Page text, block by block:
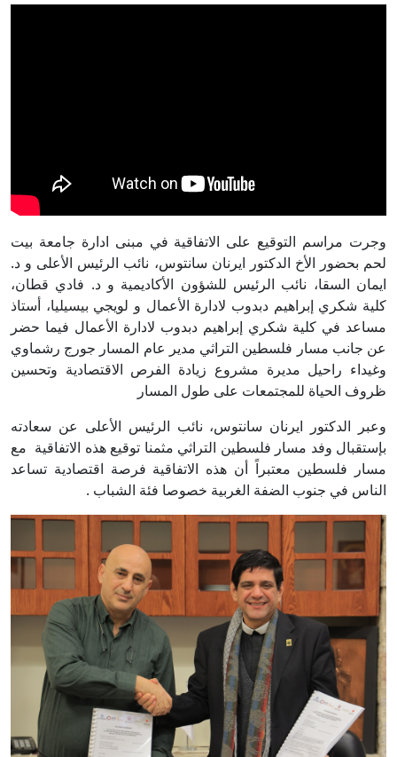
وجرت مراسم التوقيع على الاتفاقية في مبنى ادارة جامعة بيت
لحم بحضور الأخ الدكتور ايرنان سانتوس، نائب الرئيس الأعلى و د.
ايمان السقا، نائب الرئيس للشؤون الأكاديمية و د. فادي قطان،
كلية شكري إبراهيم دبدوب لادارة الأعمال و لويجي بيسيليا، أستاذ
مساعد في كلية شكري إبراهيم دبدوب لادارة الأعمال فيما حضر
عن جانب مسار فلسطين التراثي مدير عام المسار جورج رشماوي
وغيداء راحيل مديرة مشروع زيادة الفرص الاقتصادية وتحسين
ظروف الحياة للمجتمعات على طول المسار
وعبر الدكتور ايرنان سانتوس، نائب الرئيس الأعلى عن سعادته
بإستقبال وفد مسار فلسطين التراثي مثمنا توقيع هذه الاتفاقية مع
مسار فلسطين معتبراً أن هذه الاتفاقية فرصة اقتصادية تساعد
الناس في جنوب الضفة الغربية خصوصا فئة الشباب .